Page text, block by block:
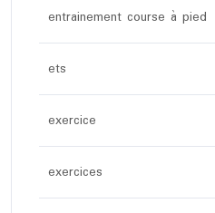
entrainement course à pied
ets
exercice
exercices